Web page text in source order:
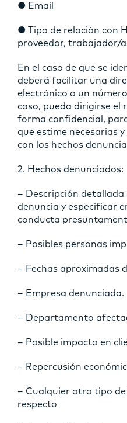
● Email
● Tipo de relación con
proveedor, trabajador/
En el caso de que se
deberá facilitar una
electrónico o un
caso, pueda dirigirse el
forma confidencial,
que estime necesarias
con los hechos
2. Hechos denunciados:
– Descripción detallada
denuncia y especificar
conducta
– Posibles personas
– Fechas aproximadas
– Empresa denunciada.
– Departamento
– Posible impacto en
– Repercusión
– Cualquier otro tipo
respecto